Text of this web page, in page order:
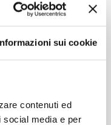
sui cookie
contenuti ed
social media e per